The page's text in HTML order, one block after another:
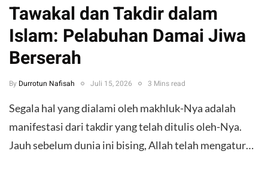
Tawakal dan Takdir dalam
Islam: Pelabuhan Damai Jiwa
Berserah
By Durrotun Nafisah Juli 15, 2026 3 Mins read
Segala hal yang dialami oleh makhluk-Nya adalah
manifestasi dari takdir yang telah ditulis oleh-Nya.
Jauh sebelum dunia ini bising, Allah telah mengatur…